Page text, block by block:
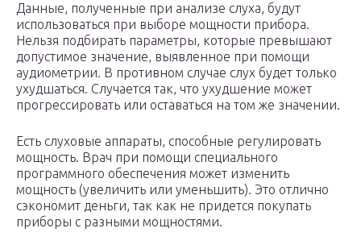
Данные, полученные при анализе слуха, будут
использоваться при выборе мощности прибора.
Нельзя подбирать параметры, которые превышают
допустимое значение, выявленное при помощи
аудиометрии. В противном случае слух будет только
ухудшаться. Случается так, что ухудшение может
прогрессировать или оставаться на том же значении.
Есть слуховые аппараты, способные регулировать
мощность. Врач при помощи специального
программного обеспечения может изменить
мощность (увеличить или уменьшить). Это отлично
сэкономит деньги, так как не придется покупать
приборы с разными мощностями.